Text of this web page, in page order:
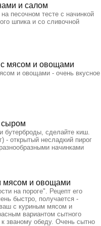
и салом
песочном тесте с начинкой
шпика и со сливочной
мясом и овощами
и овощами - очень вкусное
сыром
бутерброды, сделайте киш.
- открытый несладкий пирог
начинками
мясом и овощами
на пороге". Рецепт его
быстро, получается -
с куриным мясом и
вариантом сытного
к званому обеду. Очень сытно